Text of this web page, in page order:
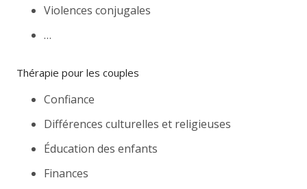
Violences conjugales
…
Thérapie pour les couples
Confiance
Différences culturelles et religieuses
Éducation des enfants
Finances